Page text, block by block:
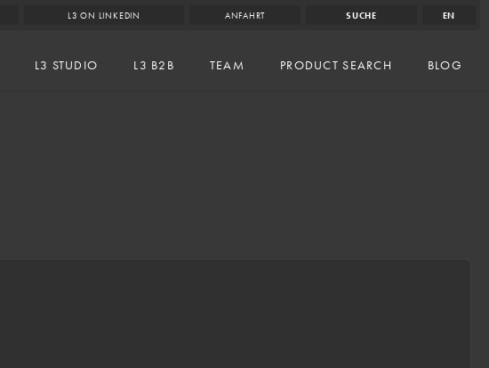
L3 ON LINKEDIN ANFAHRT SUCHE EN
L3 STUDIO L3 B2B TEAM PRODUCT SEARCH BLOG